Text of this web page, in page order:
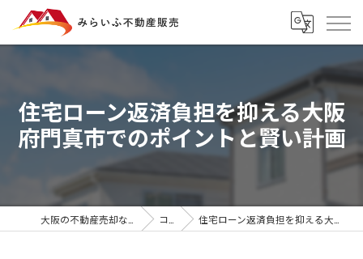
住宅ローン返済負担を抑える大阪
府門真市でのポイントと賢い計画
コラム 住宅ローン返済負担を抑える大阪府門真市でのポイントと賢い計画